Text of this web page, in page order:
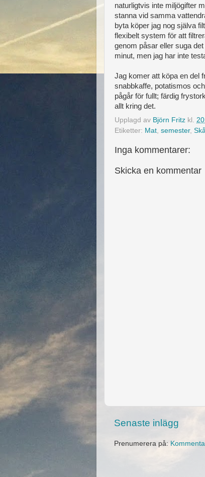
naturligtvis inte miljögifter
stanna vid samma
byta köper jag nog själva
flexibelt system för att
genom påsar eller suga
minut, men jag har inte
Jag komer att köpa en del
snabbkaffe, potatismos
pågår för fullt; färdig
allt kring det.
Upplagd av Björn Fritz kl.
Etiketter: Mat semester,
Inga kommentarer:
Skicka en kommentar
Senaste inlägg
Prenumerera på: